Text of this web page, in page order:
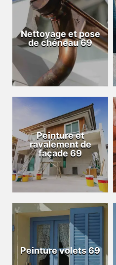
Nettoyage et pose
de chéneau 69
Peinture et
ravalement de
façade 69
Peinture volets 69